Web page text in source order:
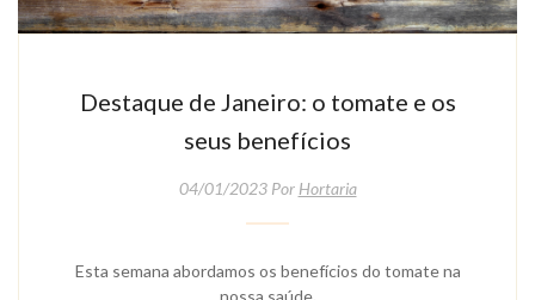
Destaque de Janeiro: o tomate e os
seus benefícios
04/01/2023 Por Hortaria
Esta semana abordamos os benefícios do tomate na
nossa saúde.